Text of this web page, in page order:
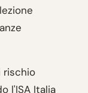
rischio
l'ISA Italia